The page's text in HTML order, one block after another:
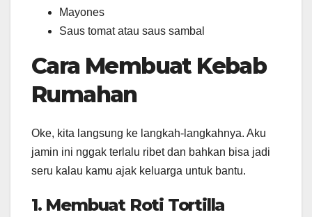
Mayones
Saus tomat atau saus sambal
Cara Membuat Kebab
Rumahan
Oke, kita langsung ke langkah-langkahnya. Aku
jamin ini nggak terlalu ribet dan bahkan bisa jadi
seru kalau kamu ajak keluarga untuk bantu.
1. Membuat Roti Tortilla